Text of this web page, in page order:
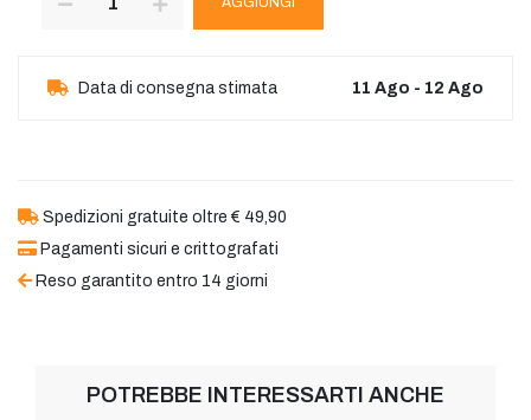
Data di consegna stimata 11 Ago - 12 Ago
Spedizioni gratuite oltre € 49,90
Pagamenti sicuri e crittografati
Reso garantito entro 14 giorni
POTREBBE INTERESSARTI ANCHE